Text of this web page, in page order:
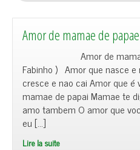
Amor de mamae de papae
Amor de mamae de
Fabinho ) Amor que nasce e
cresce e nao cai Amor que é
mamae de papai Mamae te
amo tambem O amor que
eu […]
Lire la suite